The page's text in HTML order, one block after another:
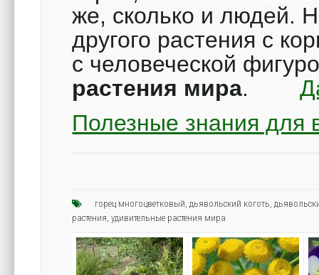
же, сколько и людей.
другого растения с
с человеческой
растения мира.
Полезные знания для
горец многоцветковый,дьявольский коготь,
растения,удивительные растения мира